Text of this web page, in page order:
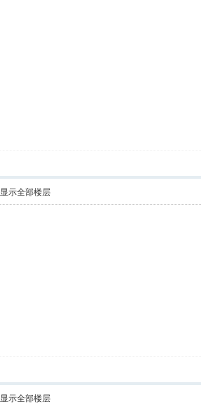
显示全部楼层
显示全部楼层